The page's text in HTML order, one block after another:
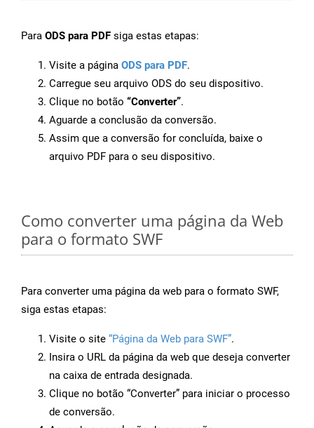
Para ODS para PDF siga estas etapas:
Visite a página ODS para PDF.
Carregue seu arquivo ODS do seu dispositivo.
Clique no botão “Converter”.
Aguarde a conclusão da conversão.
Assim que a conversão for concluída, baixe o
arquivo PDF para o seu dispositivo.
Como converter uma página da Web
para o formato SWF
Para converter uma página da web para o formato SWF,
siga estas etapas:
Visite o site “Página da Web para SWF”.
Insira o URL da página da web que deseja converter
na caixa de entrada designada.
Clique no botão “Converter” para iniciar o processo
de conversão.